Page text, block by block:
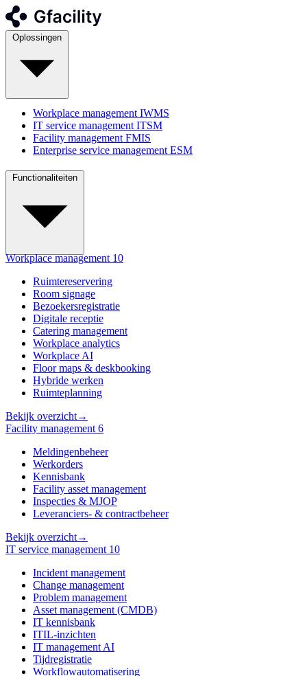
Workplace management IWMS
IT service management ITSM
Facility management FMIS
Enterprise service management ESM
Workplace management 10
Ruimtereservering
Room signage
Bezoekersregistratie
Digitale receptie
Catering management
Workplace analytics
Workplace AI
Floor maps & deskbooking
Hybride werken
Ruimteplanning
Bekijk overzicht→
Facility management 6
Meldingenbeheer
Werkorders
Kennisbank
Facility asset management
Inspecties & MJOP
Leveranciers- & contractbeheer
Bekijk overzicht→
IT service management 10
Incident management
Change management
Problem management
Asset management (CMDB)
IT kennisbank
ITIL-inzichten
IT management AI
Tijdregistratie
Workflowautomatisering